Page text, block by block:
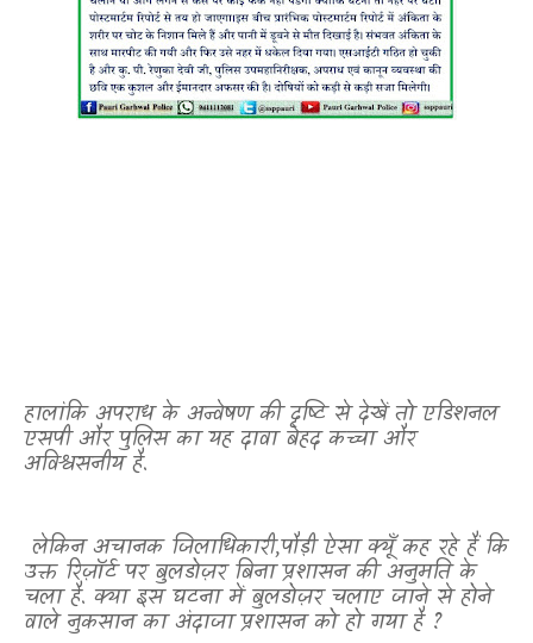
हालांकि अपराध के अन्वेषण की दृष्टि से देखें तो एडिशनल
एसपी और पुलिस का यह दावा बेहद कच्चा और
अविश्वसनीय है.
लेकिन अचानक जिलाधिकारी,पौड़ी ऐसा क्यूँ कह रहे हैं कि
उक्त रिज़ॉर्ट पर बुलडोज़र बिना प्रशासन की अनुमति के
चला है. क्या इस घटना में बुलडोज़र चलाए जाने से होने
वाले नुकसान का अंदाजा प्रशासन को हो गया है ?